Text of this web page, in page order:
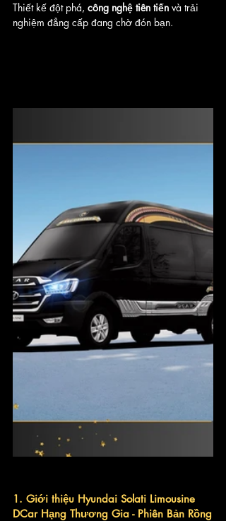
Thiết kế đột phá, công nghệ tiên tiến và trải
nghiệm đẳng cấp đang chờ đón bạn.
1. Giới thiệu Hyundai Solati Limousine
DCar Hạng Thương Gia - Phiên Bản Rồng